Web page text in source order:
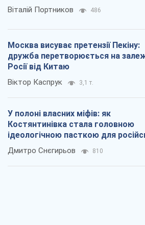
Віталій Портников 486
Москва висуває претензії Пекіну:
дружба перетворюється на
Росії від Китаю
Віктор Каспрук 3,1 т.
У полоні власних міфів: як
Костянтинівка стала головною
ідеологічною пасткою для
окупантів
Дмитро Снєгирьов 810